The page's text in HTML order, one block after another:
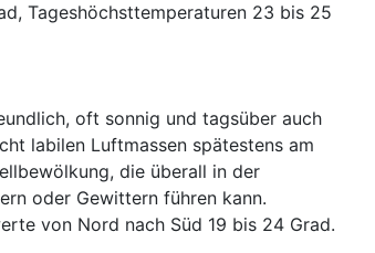
Tageshöchsttemperaturen 23 bis 25
oft sonnig und tagsüber auch
labilen Luftmassen spätestens am
die überall in der
oder Gewittern führen kann.
von Nord nach Süd 19 bis 24 Grad.